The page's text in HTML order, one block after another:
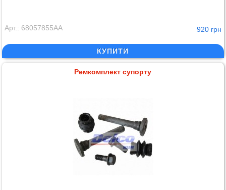
Арт.: 68057855AA 920 грн
КУПИТИ
Ремкомплект супорту